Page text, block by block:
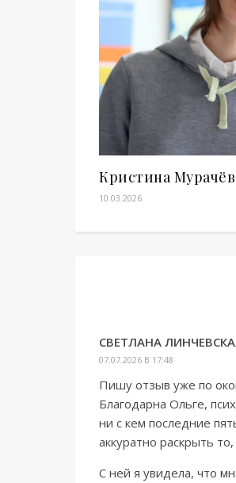
Кристина
10.03.2026
СВЕТЛАНА
07.07.2026 В 17:48
Пишу отзыв уже по
Благодарна Ольге,
ни с кем последние
аккуратно раскрыть
С ней я увидела, что